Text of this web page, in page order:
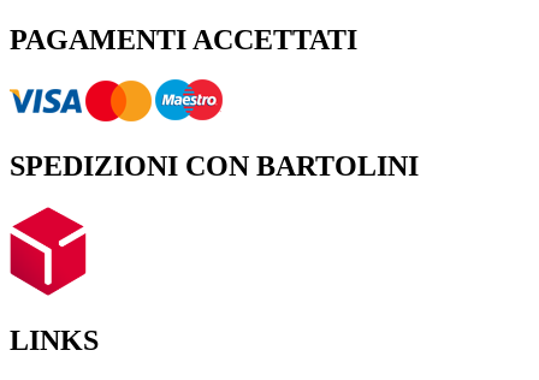
PAGAMENTI ACCETTATI
SPEDIZIONI CON BARTOLINI
LINKS